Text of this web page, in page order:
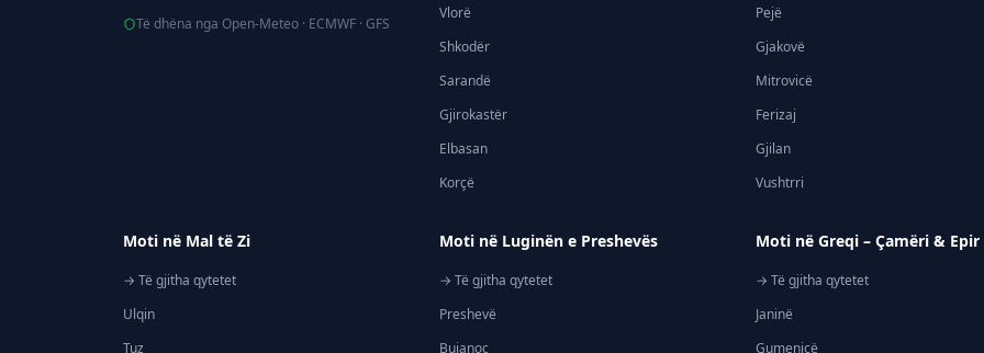
Të dhëna nga Open-Meteo · ECMWF · GFS
Vlorë
Shkodër
Sarandë
Gjirokastër
Elbasan
Korçë
Pejë
Gjakovë
Mitrovicë
Ferizaj
Gjilan
Vushtrri
Moti në Mal të Zi
→ Të gjitha qytetet
Ulqin
Tuz
Moti në Luginën e Preshevës
→ Të gjitha qytetet
Preshevë
Bujanoc
Moti në Greqi – Çamëri & Epir
→ Të gjitha qytetet
Janinë
Gumenicë